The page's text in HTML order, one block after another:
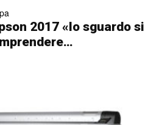
2017 «lo sguardo si